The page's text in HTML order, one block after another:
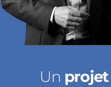
Un projet